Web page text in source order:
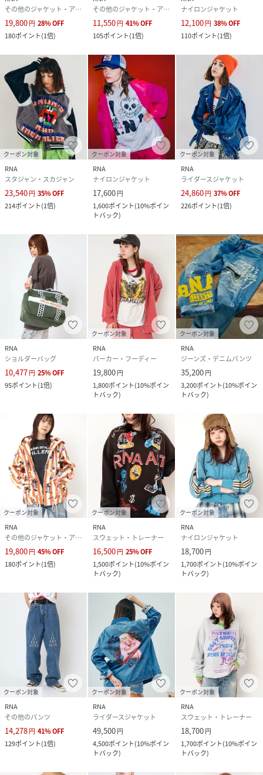
J2187-2-546-3 QZ8518
その他のジャケット・アウター
19,800円 28%OFF
180ポイント(1倍)
その他のジャケット・アウター
11,550円 41%OFF
105ポイント(1倍)
ナイロンジャケット
12,100円 38%OFF
110ポイント(1倍)
クーポン対象
RNA
スタジャン・スカジャン
23,540円 35%OFF
214ポイント(1倍)
クーポン対象
RNA
ナイロンジャケット
17,600円
1,600ポイント(10%ポイン
トバック)
クーポン対象
RNA
ライダースジャケット
24,860円 37%OFF
226ポイント(1倍)
RNA
ショルダーバッグ
10,477円 25%OFF
95ポイント(1倍)
クーポン対象
RNA
パーカー・フーディー
19,800円
1,800ポイント(10%ポイン
トバック)
クーポン対象
RNA
ジーンズ・デニムパンツ
35,200円
3,200ポイント(10%ポイン
トバック)
クーポン対象
RNA
その他のジャケット・アウター
19,800円 45%OFF
180ポイント(1倍)
クーポン対象
RNA
スウェット・トレーナー
16,500円 25%OFF
1,500ポイント(10%ポイン
トバック)
クーポン対象
RNA
ナイロンジャケット
18,700円
1,700ポイント(10%ポイン
トバック)
クーポン対象
RNA
その他のパンツ
14,278円 41%OFF
129ポイント(1倍)
クーポン対象
RNA
ライダースジャケット
49,500円
4,500ポイント(10%ポイン
トバック)
クーポン対象
RNA
スウェット・トレーナー
18,700円
1,700ポイント(10%ポイン
トバック)